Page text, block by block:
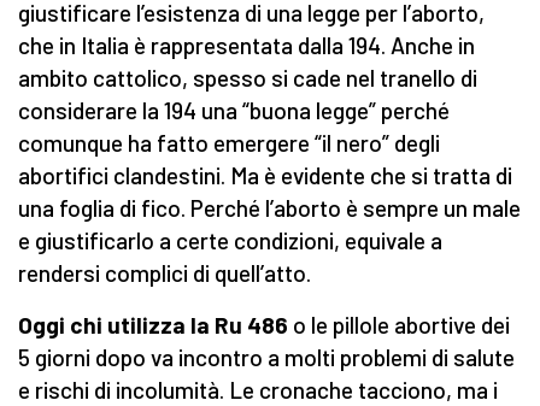
giustificare l’esistenza di una legge per l’aborto,
che in Italia è rappresentata dalla 194. Anche in
ambito cattolico, spesso si cade nel tranello di
considerare la 194 una “buona legge” perché
comunque ha fatto emergere “il nero” degli
abortifici clandestini. Ma è evidente che si tratta di
una foglia di fico. Perché l’aborto è sempre un male
e giustificarlo a certe condizioni, equivale a
rendersi complici di quell’atto.
Oggi chi utilizza la Ru 486 o le pillole abortive dei
5 giorni dopo va incontro a molti problemi di salute
e rischi di incolumità. Le cronache tacciono, ma i